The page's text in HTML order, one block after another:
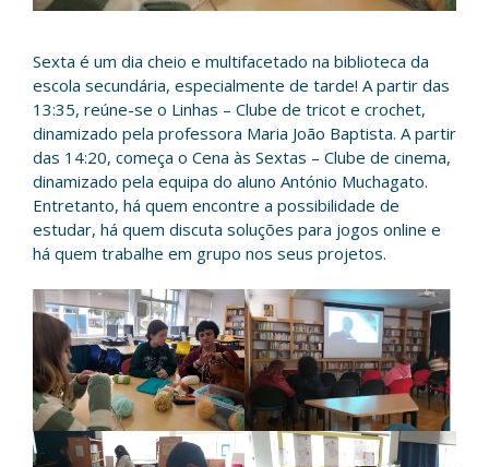
Sexta é um dia cheio e multifacetado na biblioteca da
escola secundária, especialmente de tarde! A partir das
13:35, reúne-se o Linhas – Clube de tricot e crochet,
dinamizado pela professora Maria João Baptista. A partir
das 14:20, começa o Cena às Sextas – Clube de cinema,
dinamizado pela equipa do aluno António Muchagato.
Entretanto, há quem encontre a possibilidade de
estudar, há quem discuta soluções para jogos online e
há quem trabalhe em grupo nos seus projetos.